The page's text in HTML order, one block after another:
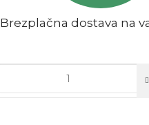
Brezplačna dostava na